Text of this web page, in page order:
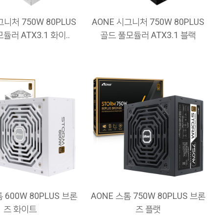
니처 750W 80PLUS
듈러 ATX3.1 화이..
AONE 시그니처 750W 80PLUS
골드 풀모듈러 ATX3.1 블랙
600W 80PLUS 브론
즈 화이트
AONE 스톰 750W 80PLUS 브론
즈 플랫